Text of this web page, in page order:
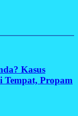
Kasus
Tempat, Propam